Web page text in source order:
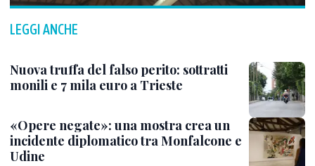
LEGGI ANCHE
Nuova truffa del falso perito: sottratti
monili e 7 mila euro a Trieste
«Opere negate»: una mostra crea un
incidente diplomatico tra Monfalcone e
Udine